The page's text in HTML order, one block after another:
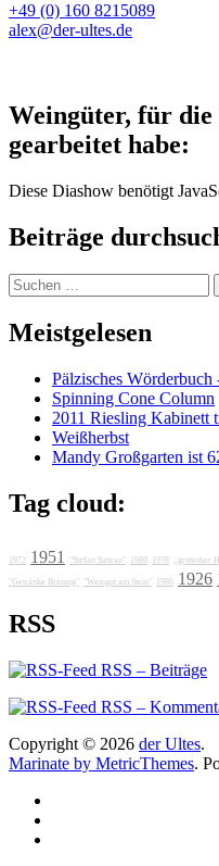
+49 (0) 160 8215089
alex@der-ultes.de
Weingüter, für
gearbeitet habe:
Diese Diashow benötigt
Beiträge
Suchen
nach:
Meistgelesen
Pälzisches
Spinning Cone Column
2011 Riesling Kabinett
Weißherbst
Mandy Großgarten ist
Tag cloud:
1972 1951 "Stefan Sattran" 1989 1978 „grotesker
"Getränke Breunig" "Weingut am Stein" 1986 1926
RSS
RSS – Beiträge
RSS –
Copyright © 2026 der Ultes.
Marinate by MetricThemes.